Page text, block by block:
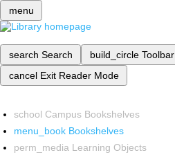
menu
search Search build_circle Toolbar
cancel Exit Reader Mode
school Campus Bookshelves
menu_book Bookshelves
perm_media Learning Objects